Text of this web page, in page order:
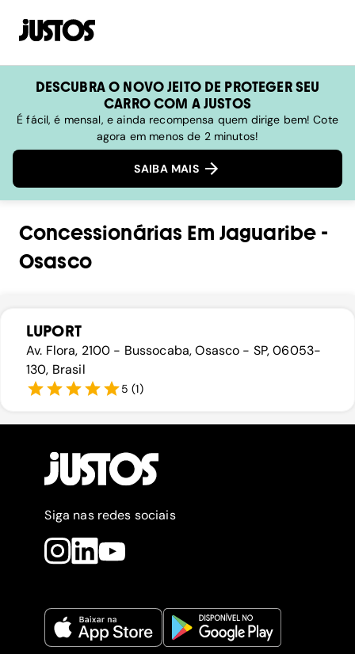
DESCUBRA O NOVO JEITO DE PROTEGER SEU
CARRO COM A JUSTOS
É fácil, é mensal, e ainda recompensa quem dirige bem! Cote
agora em menos de 2 minutos!
SAIBA MAIS
Concessionárias Em Jaguaribe -
Osasco
LUPORT
Av. Flora, 2100 - Bussocaba, Osasco - SP, 06053-
130, Brasil
5 (1)
Siga nas redes sociais